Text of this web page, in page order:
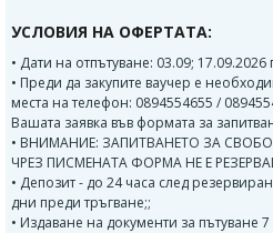
УСЛОВИЯ НА ОФЕРТАТА:
• Дати на отпътуване: 03.09;
• Преди да закупите ваучер е
места на телефон: 0894554655 /
Вашата заявка във формата за
• ВНИМАНИЕ: ЗАПИТВАНЕТО ЗА
ЧРЕЗ ПИСМЕНАТА ФОРМА НЕ Е
• Депозит - до 24 часа след
дни преди тръгване;;
• Издаване на документи за пътуване